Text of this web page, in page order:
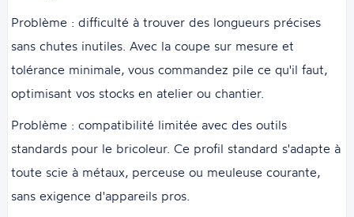
Problème : difficulté à trouver des longueurs précises
sans chutes inutiles. Avec la coupe sur mesure et
tolérance minimale, vous commandez pile ce qu'il faut,
optimisant vos stocks en atelier ou chantier.
Problème : compatibilité limitée avec des outils
standards pour le bricoleur. Ce profil standard s'adapte à
toute scie à métaux, perceuse ou meuleuse courante,
sans exigence d'appareils pros.